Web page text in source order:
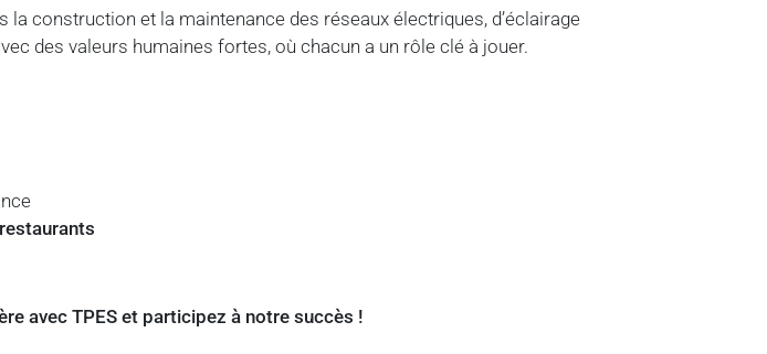
construction et la maintenance des réseaux électriques, d’éclairage
des valeurs humaines fortes, où chacun a un rôle clé à jouer.
avec TPES et participez à notre succès !